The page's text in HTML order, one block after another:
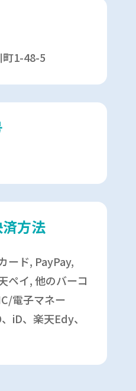
町1-48-5
方法
ード, PayPay,
ペイ, 他のバーコ
電子マネー
iD、楽天Edy、